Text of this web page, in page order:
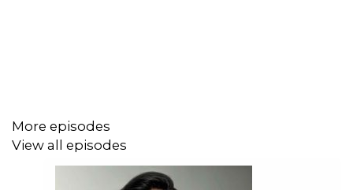
More episodes
View all episodes